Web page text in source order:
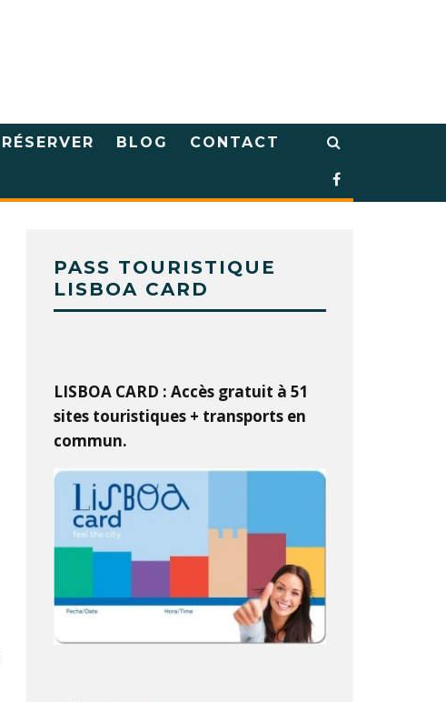
RÉSERVER BLOG CONTACT
PASS TOURISTIQUE
LISBOA CARD
LISBOA CARD : Accès gratuit à 51
sites touristiques + transports en
commun.